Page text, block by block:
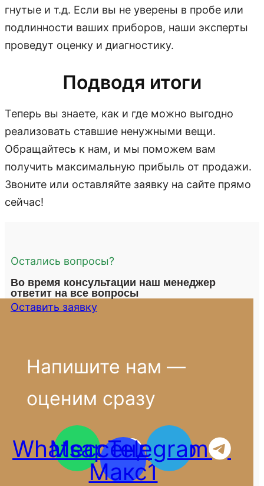
гнутые и т.д. Если вы не уверены в пробе или
подлинности ваших приборов, наши эксперты
проведут оценку и диагностику.
Подводя итоги
Теперь вы знаете, как и где можно выгодно
реализовать ставшие ненужными вещи.
Обращайтесь к нам, и мы поможем вам
получить максимальную прибыль от продажи.
Звоните или оставляйте заявку на сайте прямо
сейчас!
Остались вопросы?
Во время консультации наш менеджер
ответит на все вопросы
Оставить заявку
Напишите нам —
оценим сразу
Whatsapp
Мессенджер
Макс1
Telegram